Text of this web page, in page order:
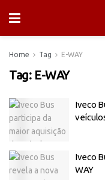
Home Tag E-WAY
Tag: E-WAY
Iveco
Iveco
WAY